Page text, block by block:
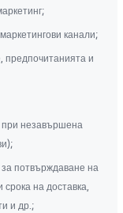
канали;
предпочитанията и
незавършена
потвърждаване на
на доставка,
и др.;